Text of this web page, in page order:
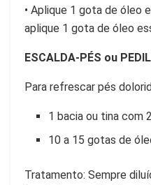
• Aplique 1 gota de óleo
aplique 1 gota de óleo
ESCALDA-PÉS ou
Para refrescar pés
1 bacia ou tina com
10 a 15 gotas de
Tratamento: Sempre